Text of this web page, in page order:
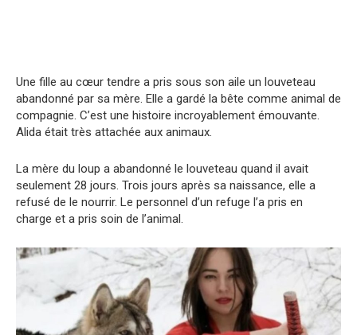
Une fille au cœur tendre a pris sous son aile un louveteau
abandonné par sa mère. Elle a gardé la bête comme animal de
compagnie. C’est une histoire incroyablement émouvante.
Alida était très attachée aux animaux.
La mère du loup a abandonné le louveteau quand il avait
seulement 28 jours. Trois jours après sa naissance, elle a
refusé de le nourrir. Le personnel d’un refuge l’a pris en
charge et a pris soin de l’animal.